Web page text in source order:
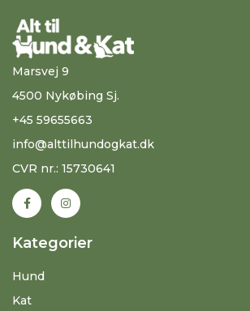
Marsvej 9
4500 Nykøbing Sj.
+45 59655663
info@alttilhundogkat.dk
CVR nr.: 15730641
Kategorier
Hund
Kat